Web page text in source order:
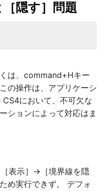
隠す］問題
は、command+Hキー
の操作は、アプリケーシ
において、不可欠な
ションによって対応はま
表示］→［境界線を隠
め実行できず。 デフォ